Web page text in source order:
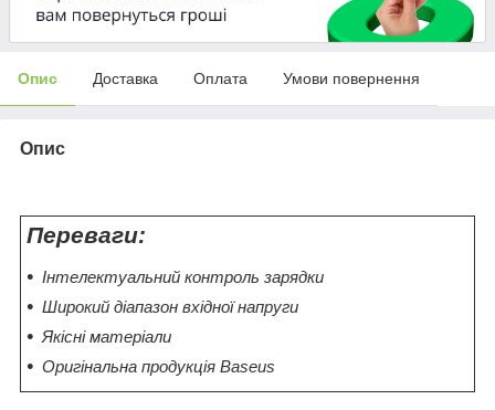
Опис Доставка Оплата Умови повернення
Опис
Переваги:
Інтелектуальний контроль зарядки
Широкий діапазон вхідної напруги
Якісні матеріали
Оригінальна продукція Baseus